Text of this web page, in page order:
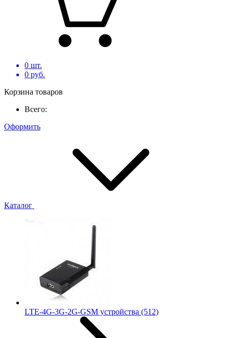
0 шт.
0 руб.
Корзина товаров
Всего:
Оформить
Каталог
LTE-4G-3G-2G-GSM устройства (512)